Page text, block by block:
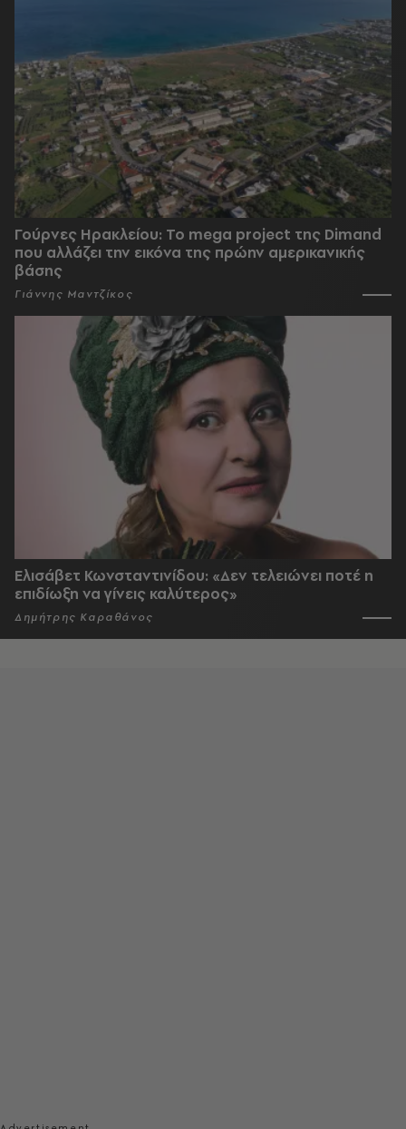
Γούρνες Ηρακλείου: To mega project της Dimand
που αλλάζει την εικόνα της πρώην αμερικανικής
βάσης
Γιάννης Μαντζίκος
Ελισάβετ Κωνσταντινίδου: «Δεν τελειώνει ποτέ η
επιδίωξη να γίνεις καλύτερος»
Δημήτρης Καραθάνος